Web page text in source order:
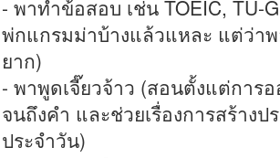
- พาทำข้อสอบ เช่น TOEIC, TU-
พ่กแกรมม่าบ้างแล้วแหละ แต่ว่าพ
ยาก)
- พาพูดเจี๊ยวจ้าว (สอนตั้งแต่การ
จนถึงคำ และช่วยเรื่องการสร้างป
ประจำวัน)